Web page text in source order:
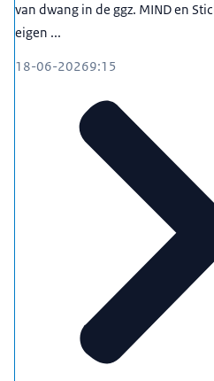
van dwang in de ggz. MIND en
eigen ...
18-06-20269:15